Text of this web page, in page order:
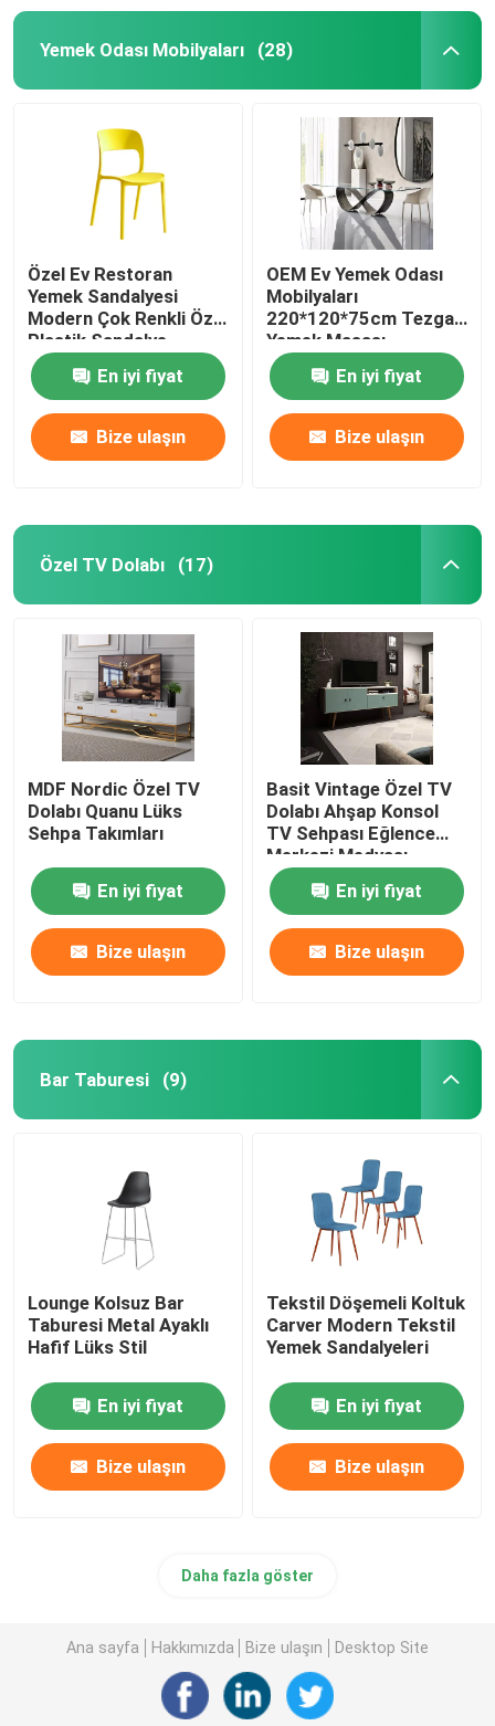
Yemek Odası Mobilyaları (28)
Özel Ev Restoran
Yemek Sandalyesi
Modern Çok Renkli Özel
Plastik Sandalye
En iyi fiyat
Bize ulaşın
OEM Ev Yemek Odası
Mobilyaları
220*120*75cm Tezgah
Yemek Masası
En iyi fiyat
Bize ulaşın
Özel TV Dolabı (17)
MDF Nordic Özel TV
Dolabı Quanu Lüks
Sehpa Takımları
En iyi fiyat
Bize ulaşın
Basit Vintage Özel TV
Dolabı Ahşap Konsol
TV Sehpası Eğlence
Merkezi Medyası
En iyi fiyat
Bize ulaşın
Bar Taburesi (9)
Lounge Kolsuz Bar
Taburesi Metal Ayaklı
Hafif Lüks Stil
En iyi fiyat
Bize ulaşın
Tekstil Döşemeli Koltuk
Carver Modern Tekstil
Yemek Sandalyeleri
En iyi fiyat
Bize ulaşın
Daha fazla göster
Ana sayfa Hakkımızda Bize ulaşın Desktop Site